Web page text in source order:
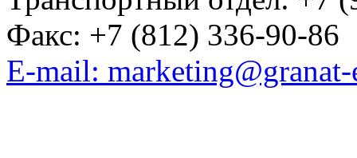
Факс: +7 (812) 336-90-86
E-mail: